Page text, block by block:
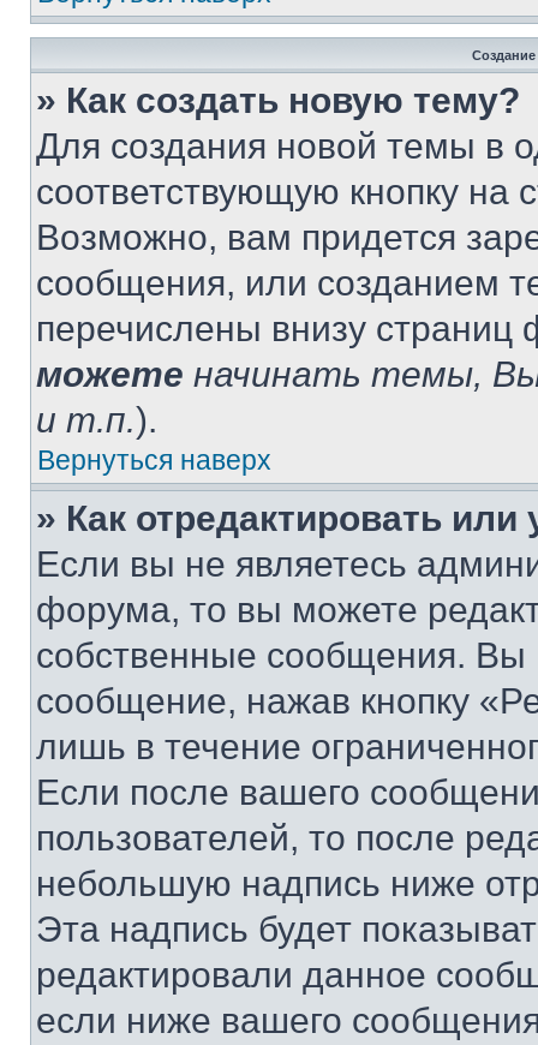
» Как создать новую тему?
Для создания новой темы в
соответствующую кнопку
Возможно, вам придется
сообщения, или созданием
перечислены внизу
можете начинать темы,
и т.п.).
Вернуться наверх
» Как отредактировать
Если вы не являетесь
форума, то вы можете
собственные сообщения. Вы
сообщение, нажав кнопку
лишь в течение
Если после вашего
пользователей, то после
небольшую надпись ниже
Эта надпись будет
редактировали данное
если ниже вашего